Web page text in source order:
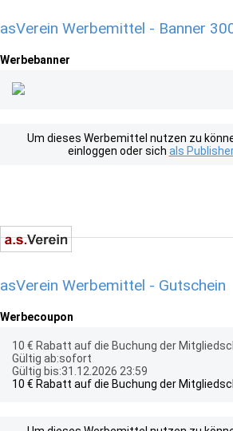
asVerein Werbemittel - Banner
Werbebanner
Um dieses Werbemittel nutzen zu
einloggen oder sich als
asVerein Werbemittel - Gutschein
Werbecoupon
10 € Rabatt auf die Buchung der
Gültig ab:sofort
Gültig bis:31.12.2026 23:59
10 € Rabatt auf die Buchung der